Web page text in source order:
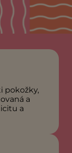
pokožky,
a
a